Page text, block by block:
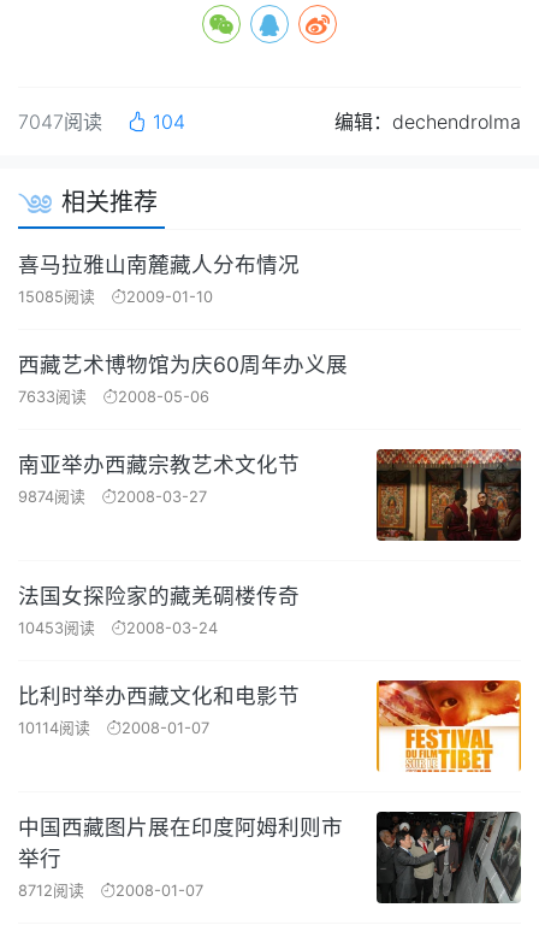
7047阅读 104 编辑：dechendrolma
相关推荐
喜马拉雅山南麓藏人分布情况
15085阅读 2009-01-10
西藏艺术博物馆为庆60周年办义展
7633阅读 2008-05-06
南亚举办西藏宗教艺术文化节
9874阅读 2008-03-27
法国女探险家的藏羌碉楼传奇
10453阅读 2008-03-24
比利时举办西藏文化和电影节
10114阅读 2008-01-07
中国西藏图片展在印度阿姆利则市
举行
8712阅读 2008-01-07